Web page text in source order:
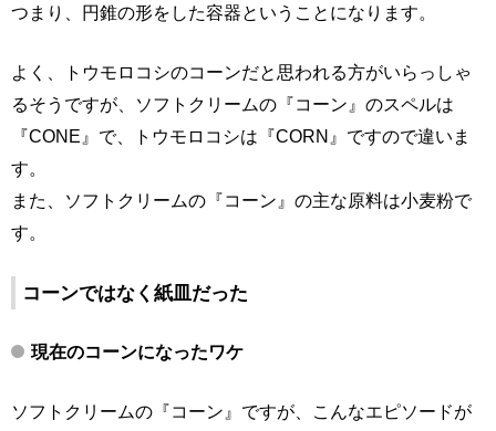
つまり、円錐の形をした容器ということになります。
よく、トウモロコシのコーンだと思われる方がいらっしゃ
るそうですが、ソフトクリームの『コーン』のスペルは
『CONE』で、トウモロコシは『CORN』ですので違いま
す。
また、ソフトクリームの『コーン』の主な原料は小麦粉で
す。
コーンではなく紙皿だった
現在のコーンになったワケ
ソフトクリームの『コーン』ですが、こんなエピソードが